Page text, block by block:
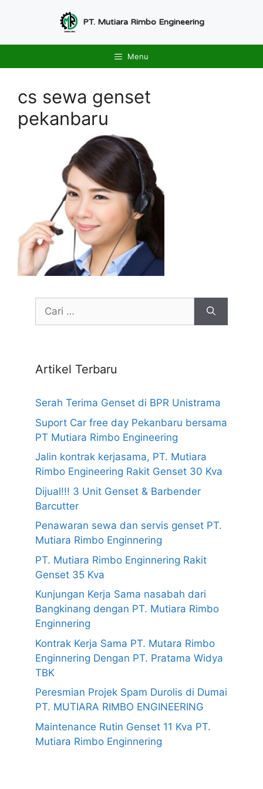
PT. Mutiara Rimbo Engineering
Menu
cs sewa genset
pekanbaru
Cari
Artikel Terbaru
Serah Terima Genset di BPR Unistrama
Suport Car free day Pekanbaru bersama
PT Mutiara Rimbo Engineering
Jalin kontrak kerjasama, PT. Mutiara
Rimbo Engineering Rakit Genset 30 Kva
Dijual!!! 3 Unit Genset & Barbender
Barcutter
Penawaran sewa dan servis genset PT.
Mutiara Rimbo Enginnering
PT. Mutiara Rimbo Enginnering Rakit
Genset 35 Kva
Kunjungan Kerja Sama nasabah dari
Bangkinang dengan PT. Mutiara Rimbo
Enginnering
Kontrak Kerja Sama PT. Mutara Rimbo
Enginnering Dengan PT. Pratama Widya
TBK
Peresmian Projek Spam Durolis di Dumai
PT. MUTIARA RIMBO ENGINEERING
Maintenance Rutin Genset 11 Kva PT.
Mutiara Rimbo Enginnering